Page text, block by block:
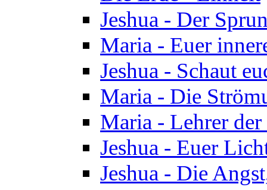
Jeshua - Der
Maria - Euer
Jeshua - Schaut
Maria - Die
Maria - Lehrer
Jeshua - Euer
Jeshua - Die